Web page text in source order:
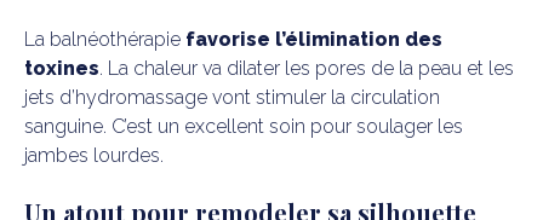
La balnéothérapie favorise l’élimination des
toxines. La chaleur va dilater les pores de la peau et les
jets d’hydromassage vont stimuler la circulation
sanguine. C’est un excellent soin pour soulager les
jambes lourdes.
Un atout pour remodeler sa silhouette